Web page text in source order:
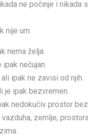
ne počinje i nikada
nije um.
nema želja.
nečujan.
ipak ne zavisi od njih.
je ipak bezvremen.
nedokučiv prostor
vazduha, zemlje,